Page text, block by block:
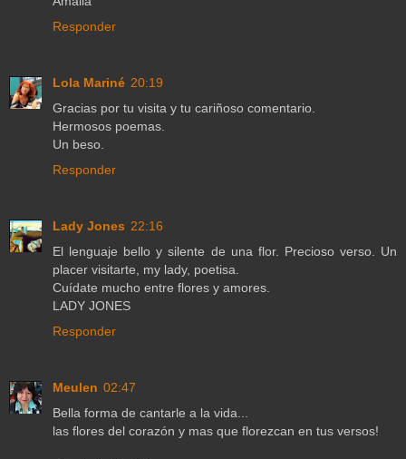
Responder
Lola Mariné 20:19
Gracias por tu visita y tu cariñoso comentario.
Hermosos poemas.
Un beso.
Responder
Lady Jones 22:16
El lenguaje bello y silente de una flor. Precioso verso. Un
placer visitarte, my lady, poetisa.
Cuídate mucho entre flores y amores.
LADY JONES
Responder
Meulen 02:47
Bella forma de cantarle a la vida...
las flores del corazón y mas que florezcan en tus versos!